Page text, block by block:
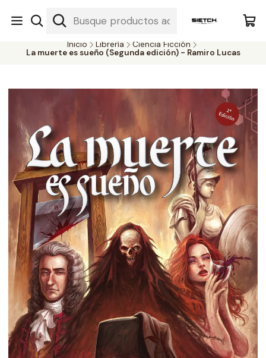
Nuestra librería - Serrano 317 local 3 - Limache.
#SomospartedelSietch
Inicio Librería
Ciencia Ficción
La muerte es sueño (Segunda edición) - Ramiro Lucas